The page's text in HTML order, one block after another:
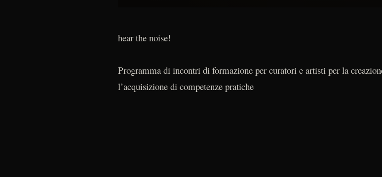
hear the noise!
Programma di incontri di formazione per curatori e artisti per la
l’acquisizione di competenze pratiche